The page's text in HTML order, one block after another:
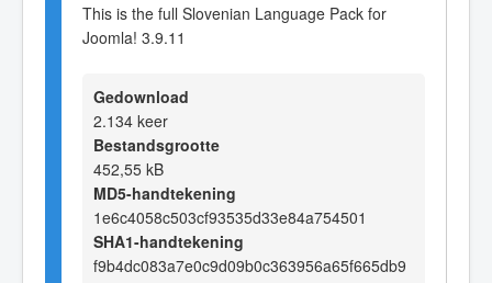
This is the full Slovenian Language Pack for
Joomla! 3.9.11
Gedownload
2.134 keer
Bestandsgrootte
452,55 kB
MD5-handtekening
1e6c4058c503cf93535d33e84a754501
SHA1-handtekening
f9b4dc083a7e0c9d09b0c363956a65f665db9